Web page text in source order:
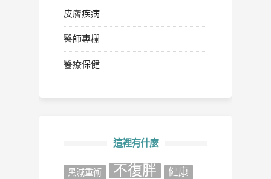
皮膚疾病
醫師專欄
醫療保健
這裡有什麼
‎黑減重術‬ 不復胖 健康